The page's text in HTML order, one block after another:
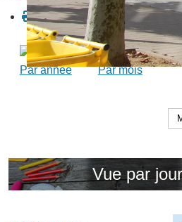
Par année Par mois
Vue par